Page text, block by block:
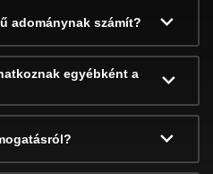
adománynak számít?
egyébként a